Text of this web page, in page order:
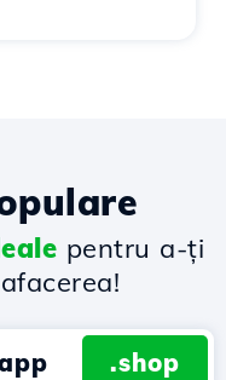
pentru a-ți
.shop